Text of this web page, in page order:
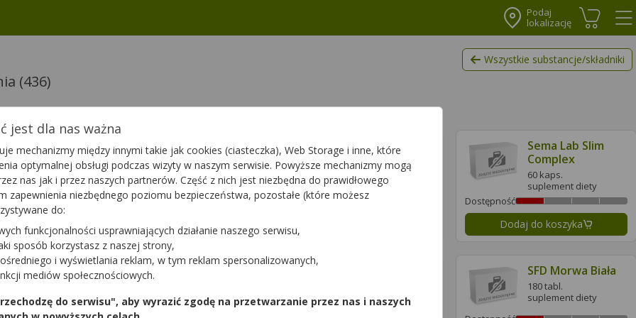
Podaj
lokalizację
Koszyk
Wszystkie substancje/składniki
(436)
Sema Lab
Insulorin
60 kaps.
suplement diety
Dostępność
Dodaj do koszyka
Sema Lab
LipidControl
30 kaps.
suplement diety
Dostępność
Sema Lab Slim
Complex
60 kaps.
suplement diety
Dostępność
Dodaj do koszyka
SFD Chrom
suplement diety
suplement diety
SFD Morwa Biała
180 tabl.
suplement diety
jest dla nas ważna
mechanizmy między innymi takie jak cookies (ciasteczka), Web Storage i inne, które
optymalnej obsługi podczas wizyty w naszym serwisie. Powyższe mechanizmy mogą
nas jak i przez naszych partnerów. Część z nich jest niezbędna do prawidłowego
zapewnienia niezbędnego poziomu bezpieczeństwa, pozostałe (które możesz
do:
funkcjonalności usprawniających działanie naszego serwisu,
sposób korzystasz z naszej strony,
i wyświetlania reklam, w tym reklam spersonalizowanych,
mediów społecznościowych.
do serwisu", aby wyrazić zgodę na przetwarzanie przez nas i naszych